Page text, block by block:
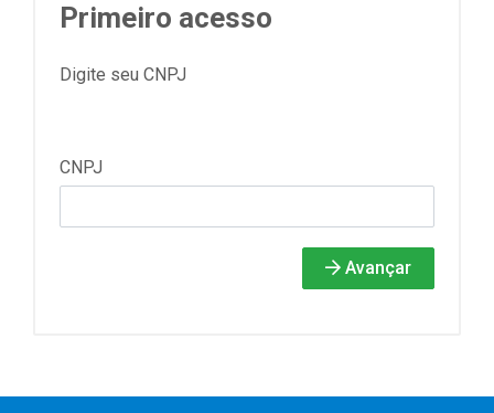
Primeiro acesso
Digite seu CNPJ
CNPJ
Avançar